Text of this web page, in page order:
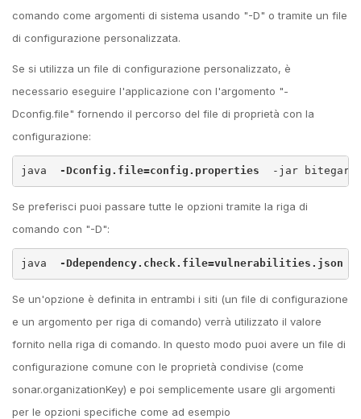
comando come argomenti di sistema usando "-D" o tramite un file
di configurazione personalizzata.
Se si utilizza un file di configurazione personalizzato, è
necessario eseguire l'applicazione con l'argomento "-
Dconfig.file" fornendo il percorso del file di proprietà con la
configurazione:
java -Dconfig.file=config.properties -jar
Se preferisci puoi passare tutte le opzioni tramite la riga di
comando con "-D":
java -Ddependency.check.file=vulnerabilities.json
Se un'opzione è definita in entrambi i siti (un file di configurazione
e un argomento per riga di comando) verrà utilizzato il valore
fornito nella riga di comando. In questo modo puoi avere un file di
configurazione comune con le proprietà condivise (come
sonar.organizationKey) e poi semplicemente usare gli argomenti
per le opzioni specifiche come ad esempio